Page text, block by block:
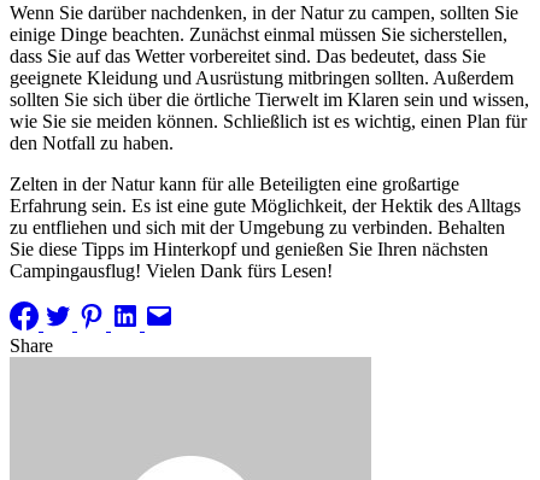
Wenn Sie darüber nachdenken, in der Natur zu campen, sollten Sie
einige Dinge beachten. Zunächst einmal müssen Sie sicherstellen,
dass Sie auf das Wetter vorbereitet sind. Das bedeutet, dass Sie
geeignete Kleidung und Ausrüstung mitbringen sollten. Außerdem
sollten Sie sich über die örtliche Tierwelt im Klaren sein und wissen,
wie Sie sie meiden können. Schließlich ist es wichtig, einen Plan für
den Notfall zu haben.
Zelten in der Natur kann für alle Beteiligten eine großartige
Erfahrung sein. Es ist eine gute Möglichkeit, der Hektik des Alltags
zu entfliehen und sich mit der Umgebung zu verbinden. Behalten
Sie diese Tipps im Hinterkopf und genießen Sie Ihren nächsten
Campingausflug! Vielen Dank fürs Lesen!
Share